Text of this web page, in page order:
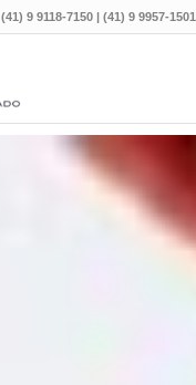
(41) 9 9118-7150 | (41) 9 9957-1501